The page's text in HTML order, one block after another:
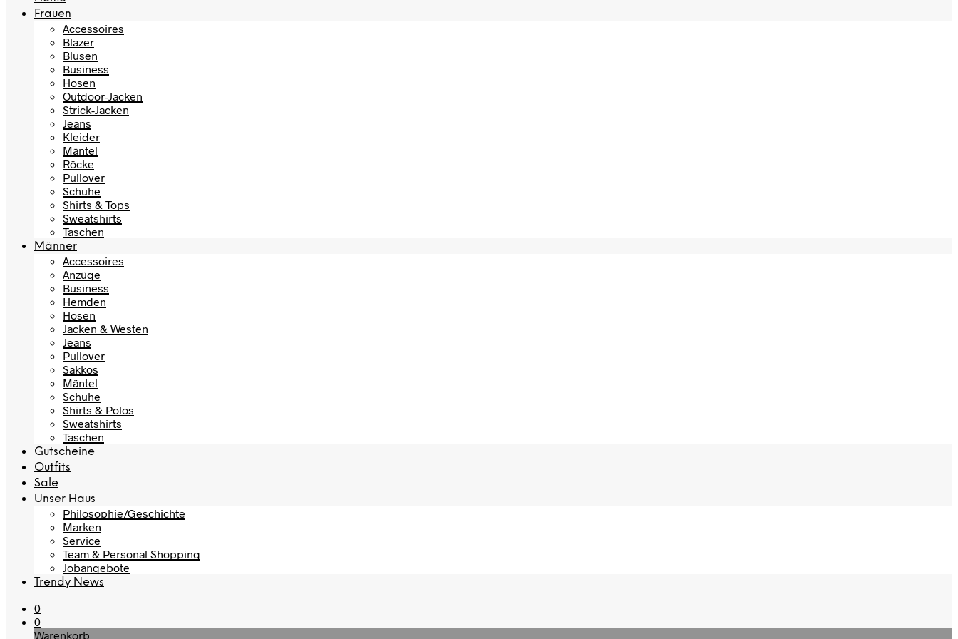
Frauen
Accessoires
Blazer
Blusen
Business
Hosen
Outdoor-Jacken
Strick-Jacken
Jeans
Kleider
Mäntel
Röcke
Pullover
Schuhe
Shirts & Tops
Sweatshirts
Taschen
Männer
Accessoires
Anzüge
Business
Hemden
Hosen
Jacken & Westen
Jeans
Pullover
Sakkos
Mäntel
Schuhe
Shirts & Polos
Sweatshirts
Taschen
Gutscheine
Outfits
Sale
Unser Haus
Philosophie/Geschichte
Marken
Service
Team & Personal Shopping
Jobangebote
Trendy News
0
0
Warenkorb